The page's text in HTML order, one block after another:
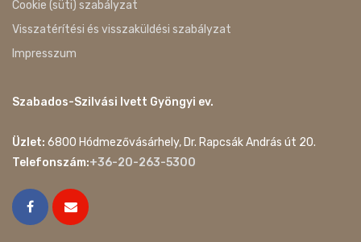
Cookie (süti) szabályzat
Visszatérítési és visszaküldési szabályzat
Impresszum
Szabados-Szilvási Ivett Gyöngyi ev.
Üzlet: 6800 Hódmezővásárhely, Dr. Rapcsák András út 20.
Telefonszám:+36-20-263-5300